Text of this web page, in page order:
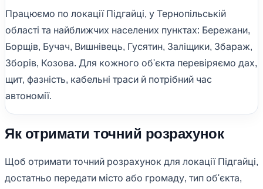
Працюємо по локації Підгайці, у Тернопільській
області та найближчих населених пунктах: Бережани,
Борщів, Бучач, Вишнівець, Гусятин, Заліщики, Збараж,
Зборів, Козова. Для кожного об'єкта перевіряємо дах,
щит, фазність, кабельні траси й потрібний час
автономії.
Як отримати точний розрахунок
Щоб отримати точний розрахунок для локації Підгайці,
достатньо передати місто або громаду, тип об'єкта,